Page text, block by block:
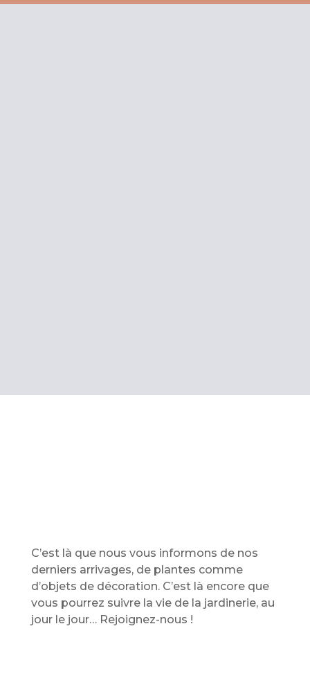
C’est là que nous vous informons de nos
derniers arrivages, de plantes comme
d’objets de décoration. C’est là encore que
vous pourrez suivre la vie de la jardinerie, au
jour le jour… Rejoignez-nous !